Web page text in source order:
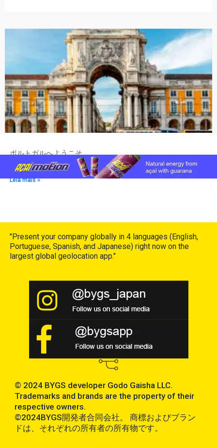
ポルトガルへようこそ
25 de 6月 de 2024
Leia mais »
"Present your company globally in 4 languages (English,
Portuguese, Spanish, and Japanese) right now on the
largest global geolocation app."
© 2024 BYGS developer Godo Gaisha LLC.
Trademarks and brands are the property of their
respective owners.
©2024BYGS開発者合同会社。 商標およびブラン
ドは、それぞれの所有者の所有物です。